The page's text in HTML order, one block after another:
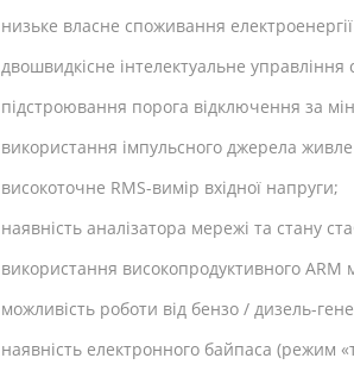
низьке власне споживання
двошвидкісне інтелектуальне
підстроювання порога відключення за
використання імпульсного джерела
високоточне RMS-вимір вхідної напруги;
наявність аналізатора мережі та стану
використання високопродуктивного ARM
можливість роботи від бензо / дизель-
наявність електронного байпаса (режим